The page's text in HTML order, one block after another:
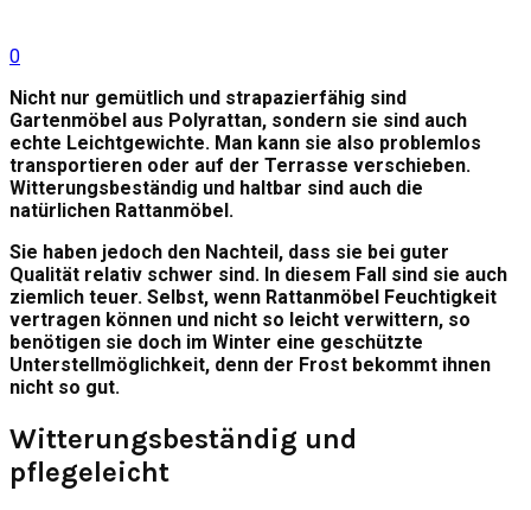
0
Nicht nur gemütlich und strapazierfähig sind
Gartenmöbel aus Polyrattan, sondern sie sind auch
echte Leichtgewichte. Man kann sie also problemlos
transportieren oder auf der Terrasse verschieben.
Witterungsbeständig und haltbar sind auch die
natürlichen Rattanmöbel.
Sie haben jedoch den Nachteil, dass sie bei guter
Qualität relativ schwer sind. In diesem Fall sind sie auch
ziemlich teuer. Selbst, wenn Rattanmöbel Feuchtigkeit
vertragen können und nicht so leicht verwittern, so
benötigen sie doch im Winter eine geschützte
Unterstellmöglichkeit, denn der Frost bekommt ihnen
nicht so gut.
Witterungsbeständig und
pflegeleicht